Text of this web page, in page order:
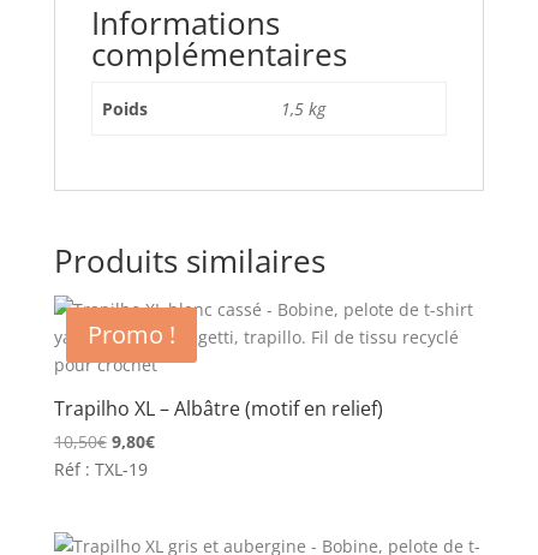
Informations
complémentaires
Poids 1,5 kg
Produits similaires
Promo !
Trapilho XL – Albâtre (motif en relief)
10,50€ Le
prix
9,80€Le
Réf : TXL-19